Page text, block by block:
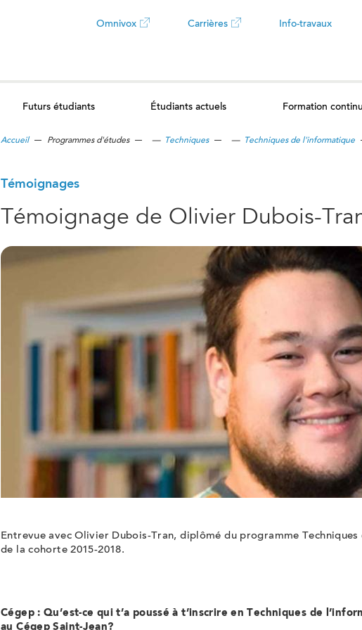
Omnivox
nouvel
onglet
Carrières
ouvrira
dans
nouvel
onglet
Info-travaux
Futurs étudiants Étudiants actuels Formation
Accueil Programmes d'études — Techniques — Techniques de l'informatique
Témoignages
Témoignage de Olivier Dubois-
Entrevue avec Olivier Dubois-Tran, diplômé du programme Techniques
de la cohorte 2015-2018.
Cégep : Qu’est-ce qui t’a poussé à t’inscrire en Techniques de
au Cégep Saint-Jean?